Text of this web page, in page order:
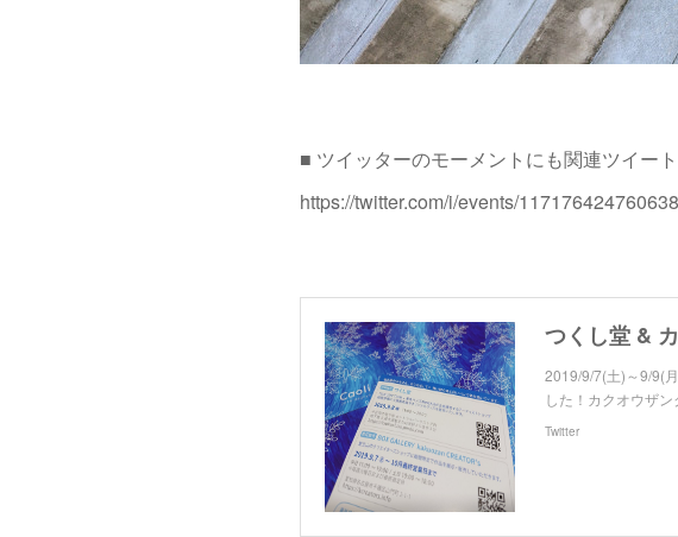
■ ツイッターのモーメントにも関連ツイー
https://twitter.com/i/events/
2019/9/7(土)～9/9(
した！カクオウザ
Twitter